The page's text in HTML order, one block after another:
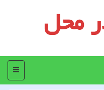
محل
منو